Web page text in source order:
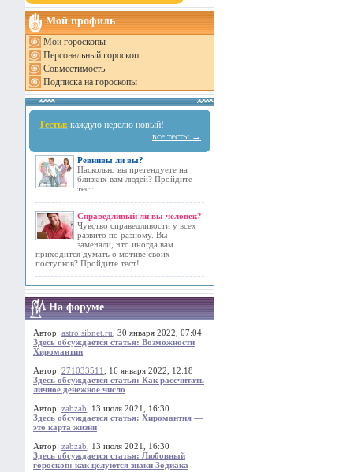
Мой профиль
Мои гороскопы
Персональный гороскоп
Совместимость
Подписка на гороскопы
Тесты: каждую неделю новый!
все тесты →
Ревнивы ли вы?
Насколько вы претендуете на
близких вам людей? Пройдите
тест.
Справедливый ли вы человек?
Чувство справедливости у всех
развито по разному. Вы
замечали, что иногда вам
приходится думать о мотиве своих
поступков? Пройдите тест!
На форуме
Автор: astro.sibnet.ru , 30 января 2022, 07:04
Здесь обсуждается статья: Возможности
Хиромантии
Автор: 271033511
, 16 января 2022, 12:18
Здесь обсуждается статья: Как рассчитать
личное денежное число
Автор: zabzab , 13 июля 2021, 16:30
Здесь обсуждается статья: Хиромантия —
это карта жизни
Автор: zabzab , 13 июля 2021, 16:30
Здесь обсуждается статья: Любовный
гороскоп: как целуются знаки Зодиака